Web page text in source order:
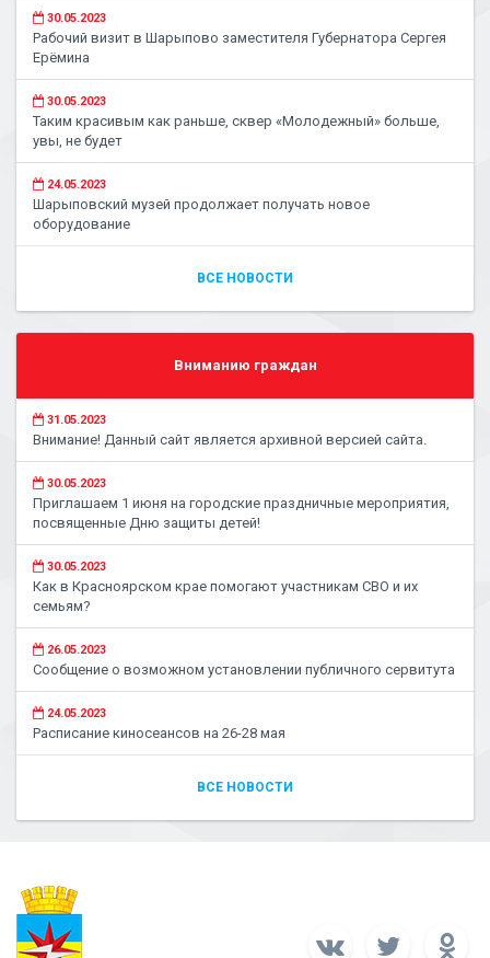
30.05.2023
Рабочий визит в Шарыпово заместителя Губернатора Сергея
Ерёмина
30.05.2023
Таким красивым как раньше, сквер «Молодежный» больше,
увы, не будет
24.05.2023
Шарыповский музей продолжает получать новое
оборудование
ВСЕ НОВОСТИ
Вниманию граждан
31.05.2023
Внимание! Данный сайт является архивной версией сайта.
30.05.2023
Приглашаем 1 июня на городские праздничные мероприятия,
посвященные Дню защиты детей!
30.05.2023
Как в Красноярском крае помогают участникам СВО и их
семьям?
26.05.2023
Сообщение о возможном установлении публичного сервитута
24.05.2023
Расписание киносеансов на 26-28 мая
ВСЕ НОВОСТИ